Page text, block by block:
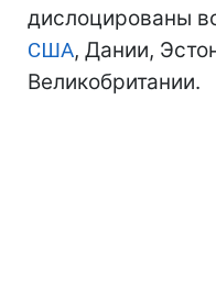
дислоцированы
США, Дании,
Великобритании.